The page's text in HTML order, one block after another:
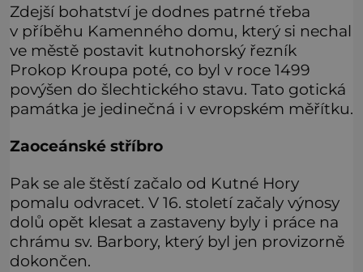
Zdejší bohatství je dodnes patrné třeba
v příběhu Kamenného domu, který si nechal
ve městě postavit kutnohorský řezník
Prokop Kroupa poté, co byl v roce 1499
povýšen do šlechtického stavu. Tato gotická
památka je jedinečná i v evropském měřítku.
Zaoceánské stříbro
Pak se ale štěstí začalo od Kutné Hory
pomalu odvracet. V 16. století začaly výnosy
dolů opět klesat a zastaveny byly i práce na
chrámu sv. Barbory, který byl jen provizorně
dokončen.